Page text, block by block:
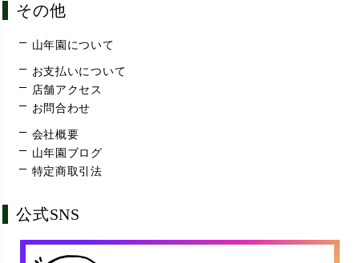
その他
山年園について
お支払いについて
店舗アクセス
お問合わせ
会社概要
山年園ブログ
特定商取引法
公式SNS